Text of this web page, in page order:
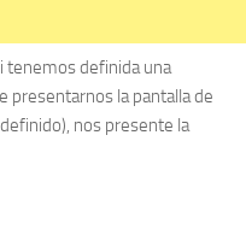
tenemos definida una
presentarnos la pantalla de
nos presente la